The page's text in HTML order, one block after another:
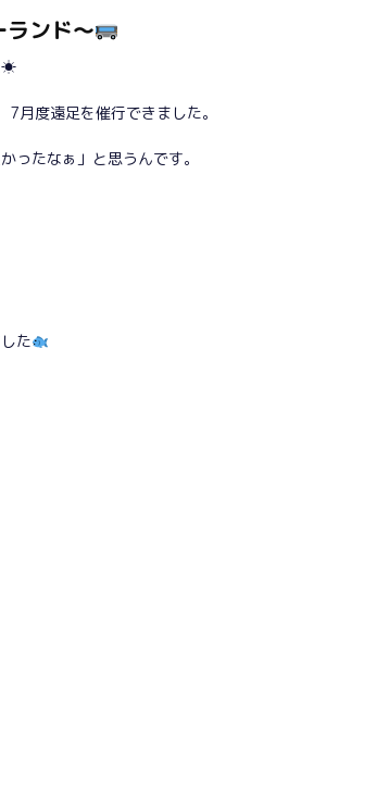
ンド～
☀
月度遠足を催行できました。
ったなぁ」と思うんです。
た